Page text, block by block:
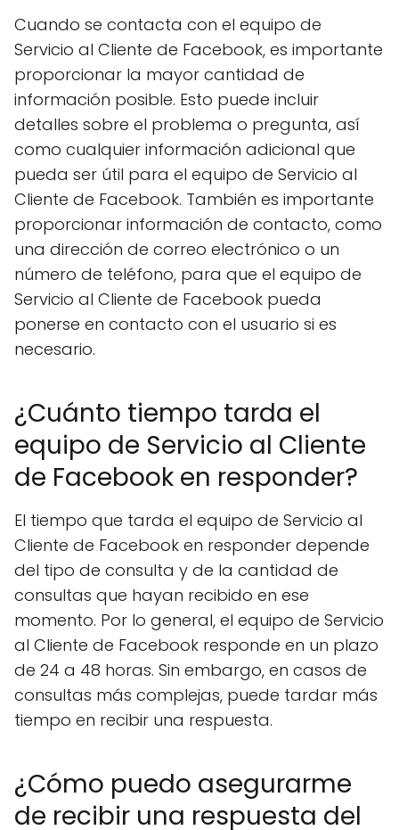
Cuando se contacta con el equipo de
Servicio al Cliente de Facebook, es importante
proporcionar la mayor cantidad de
información posible. Esto puede incluir
detalles sobre el problema o pregunta, así
como cualquier información adicional que
pueda ser útil para el equipo de Servicio al
Cliente de Facebook. También es importante
proporcionar información de contacto, como
una dirección de correo electrónico o un
número de teléfono, para que el equipo de
Servicio al Cliente de Facebook pueda
ponerse en contacto con el usuario si es
necesario.
¿Cuánto tiempo tarda el
equipo de Servicio al Cliente
de Facebook en responder?
El tiempo que tarda el equipo de Servicio al
Cliente de Facebook en responder depende
del tipo de consulta y de la cantidad de
consultas que hayan recibido en ese
momento. Por lo general, el equipo de Servicio
al Cliente de Facebook responde en un plazo
de 24 a 48 horas. Sin embargo, en casos de
consultas más complejas, puede tardar más
tiempo en recibir una respuesta.
¿Cómo puedo asegurarme
de recibir una respuesta del